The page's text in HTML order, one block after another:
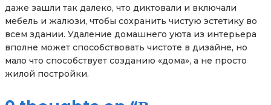
даже зашли так далеко, что диктовали и включали
мебель и жалюзи, чтобы сохранить чистую эстетику во
всем здании. Удаление домашнего уюта из интерьера
вполне может способствовать чистоте в дизайне, но
мало что способствует созданию «дома», а не просто
жилой постройки.